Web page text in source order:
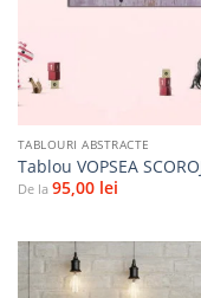
TABLOURI ABSTRACTE
Tablou VOPSEA
De la 95,00 lei